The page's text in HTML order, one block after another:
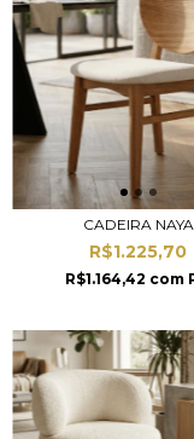
CADEIRA NAYA
R$1.225,70
R$1.164,42 com